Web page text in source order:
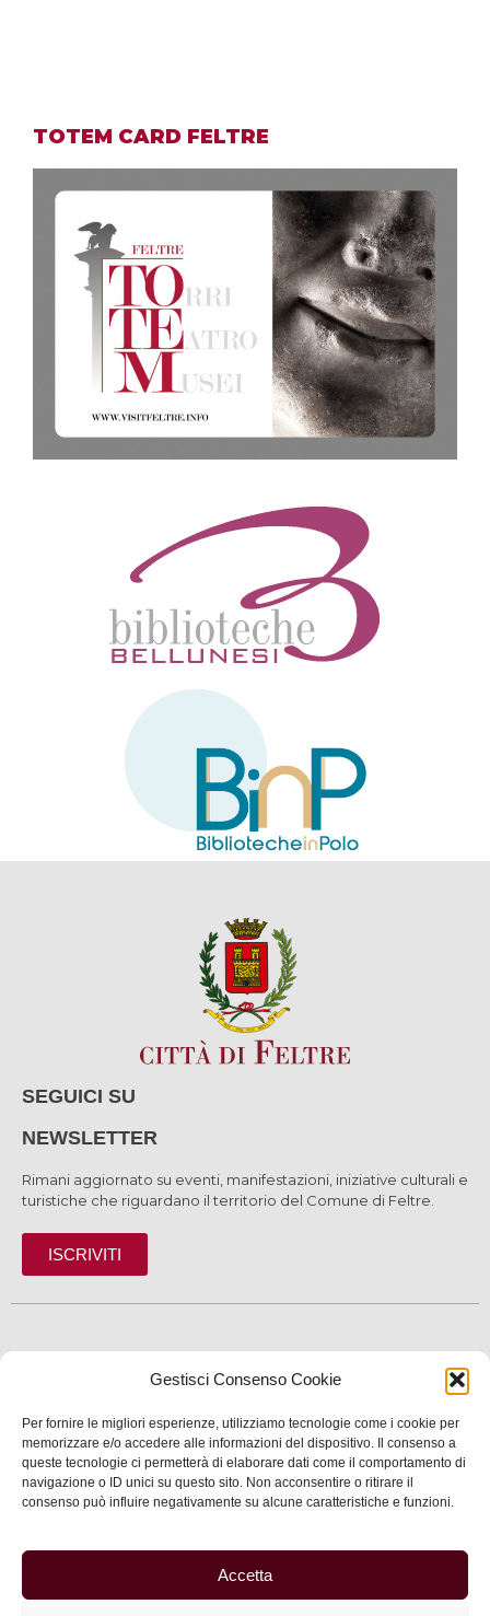
Gestisci Consenso Cookie
Per fornire le migliori esperienze, utilizziamo tecnologie come i cookie per
memorizzare e/o accedere alle informazioni del dispositivo. Il consenso a
queste tecnologie ci permetterà di elaborare dati come il comportamento di
navigazione o ID unici su questo sito. Non acconsentire o ritirare il
consenso può influire negativamente su alcune caratteristiche e funzioni.
Accetta
TOTEM CARD FELTRE
SEGUICI SU
NEWSLETTER
Rimani aggiornato su eventi, manifestazioni, iniziative culturali e
turistiche che riguardano il territorio del Comune di Feltre.
ISCRIVITI
SERVIZI
INFORMAZIONI
© 2025 Assessorato al Turismo della Città di Feltre